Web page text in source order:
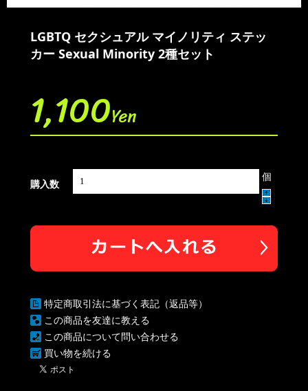
LGBTQ セクシュアル マイノリティ ステッ
カー Sexual Minority 2種セット
1,100Yen
購入数
個
特定商取引法に基づく表記（返品等）
この商品を友達に教える
この商品について問い合わせる
買い物を続ける